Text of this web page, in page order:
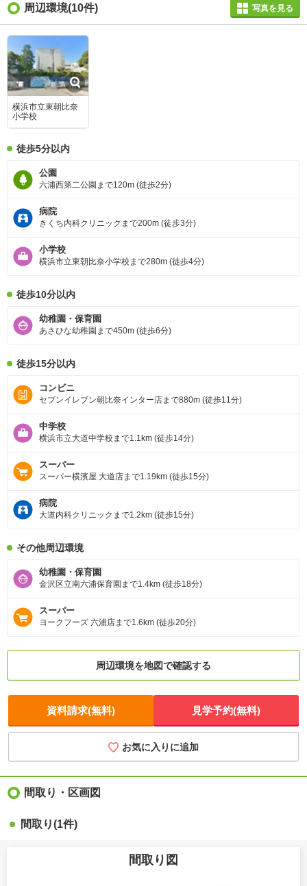
周辺環境(10件) 写真を見る
横浜市立東朝比奈
小学校
徒歩5分以内
公園
六浦西第二公園まで120m (徒歩2分)
病院
きくち内科クリニックまで200m (徒歩3分)
小学校
横浜市立東朝比奈小学校まで280m (徒歩4分)
徒歩10分以内
幼稚園・保育園
あさひな幼稚園まで450m (徒歩6分)
徒歩15分以内
コンビニ
セブンイレブン朝比奈インター店まで880m (徒歩11分)
中学校
横浜市立大道中学校まで1.1km (徒歩14分)
スーパー
スーパー横濱屋 大道店まで1.19km (徒歩15分)
病院
大道内科クリニックまで1.2km (徒歩15分)
その他周辺環境
幼稚園・保育園
金沢区立南六浦保育園まで1.4km (徒歩18分)
スーパー
ヨークフーズ 六浦店まで1.6km (徒歩20分)
周辺環境を地図で確認する
資料請求(無料) 見学予約(無料)
お気に入りに追加
間取り・区画図
間取り(1件)
間取り図